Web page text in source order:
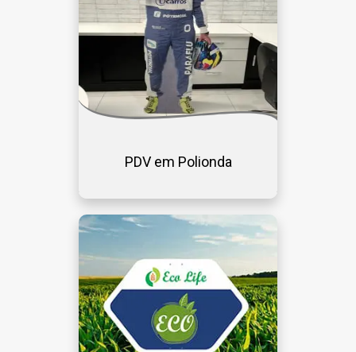
PDV em Polionda